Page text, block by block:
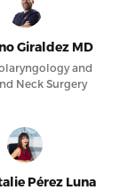
Giraldez MD
and
Neck Surgery
Pérez Luna